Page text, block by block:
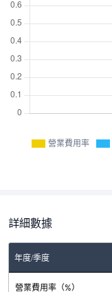
營業費用率
詳細數據
年度/季度2023-Q2
營業費用率（%）
無